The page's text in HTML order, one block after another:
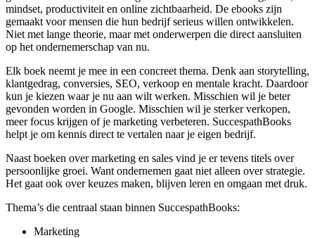
mindset, productiviteit en online zichtbaarheid. De ebooks zijn
gemaakt voor mensen die hun bedrijf serieus willen ontwikkelen.
Niet met lange theorie, maar met onderwerpen die direct aansluiten
op het ondernemerschap van nu.
Elk boek neemt je mee in een concreet thema. Denk aan storytelling,
klantgedrag, conversies, SEO, verkoop en mentale kracht. Daardoor
kun je kiezen waar je nu aan wilt werken. Misschien wil je beter
gevonden worden in Google. Misschien wil je sterker verkopen,
meer focus krijgen of je marketing verbeteren. SuccespathBooks
helpt je om kennis direct te vertalen naar je eigen bedrijf.
Naast boeken over marketing en sales vind je er tevens titels over
persoonlijke groei. Want ondernemen gaat niet alleen over strategie.
Het gaat ook over keuzes maken, blijven leren en omgaan met druk.
Thema’s die centraal staan binnen SuccespathBooks:
Marketing